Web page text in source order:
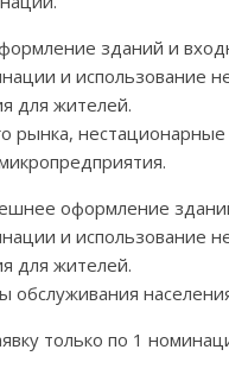
зданий и
и использование
для жителей.
рынка,
оформление
и использование
для жителей.
обслуживания
только по 1